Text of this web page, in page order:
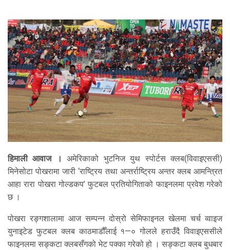
हिमाली आवाज ।
अमेरिकाको भुटनिज युथ स्पोर्टस क्लब(विवाइएससी)
मिनेसोटा पोखरामा जारी ‘राष्ट्रिय तथा अन्तर्राष्ट्रिय अन्तर क्लब आमन्त्रित
आहा रारा पोखरा गोल्डकप’ फुटबल प्रतियोगिताको फाइनलमा प्रवेश गरेको
छ ।
पोखरा रङ्गशालामा आज सम्पन्न दोस्रो सेमिफाइनल खेलमा चर्च व्वाइज
युनाइटेड फुटबल क्लब काठमाडौँलाई १—० गोलले हराउँदै विवाइएससीले
फाइनलमा सङ्कटा क्लबसँगको भेट पक्का गरेको हो । सङ्कटा क्लब बुधबार